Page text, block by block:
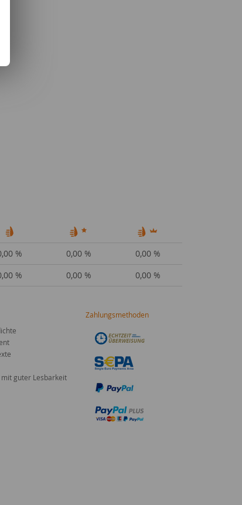
% 0,00 %
0,00 %
% 0,00 % 0,00 %
guter Lesbarkeit
Zahlungsmethoden